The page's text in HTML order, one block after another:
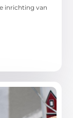
inrichting van